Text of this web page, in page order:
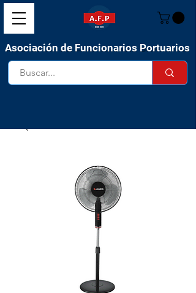
Asociación de Funcionarios Portuarios